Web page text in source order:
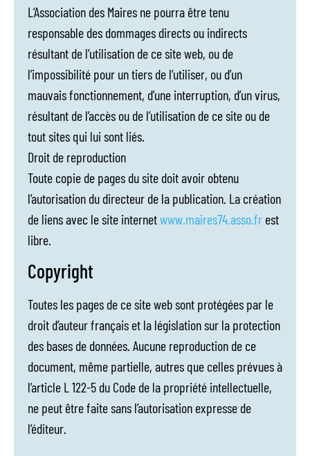
L’Association des Maires ne pourra être tenu
responsable des dommages directs ou indirects
résultant de l’utilisation de ce site web, ou de
l’impossibilité pour un tiers de l’utiliser, ou d’un
mauvais fonctionnement, d’une interruption, d’un virus,
résultant de l’accès ou de l’utilisation de ce site ou de
tout sites qui lui sont liés.
Droit de reproduction
Toute copie de pages du site doit avoir obtenu
l’autorisation du directeur de la publication. La création
de liens avec le site internetwww.maires74.asso.fr est
libre.
Copyright
Toutes les pages de ce site web sont protégées par le
droit d’auteur français et la législation sur la protection
des bases de données. Aucune reproduction de ce
document, même partielle, autres que celles prévues à
l’article L 122-5 du Code de la propriété intellectuelle,
ne peut être faite sans l’autorisation expresse de
l’éditeur.